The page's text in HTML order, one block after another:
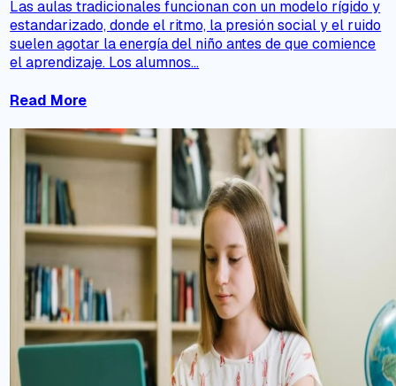
Las aulas tradicionales funcionan con un modelo rígido y
estandarizado, donde el ritmo, la presión social y el ruido
suelen agotar la energía del niño antes de que comience
el aprendizaje. Los alumnos...
Read More